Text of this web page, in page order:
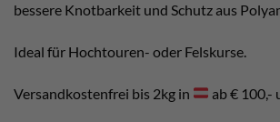
bessere Knotbarkeit und Schutz aus
Ideal für Hochtouren- oder Felskurse.
Versandkostenfrei bis 2kg in ab € 100,-